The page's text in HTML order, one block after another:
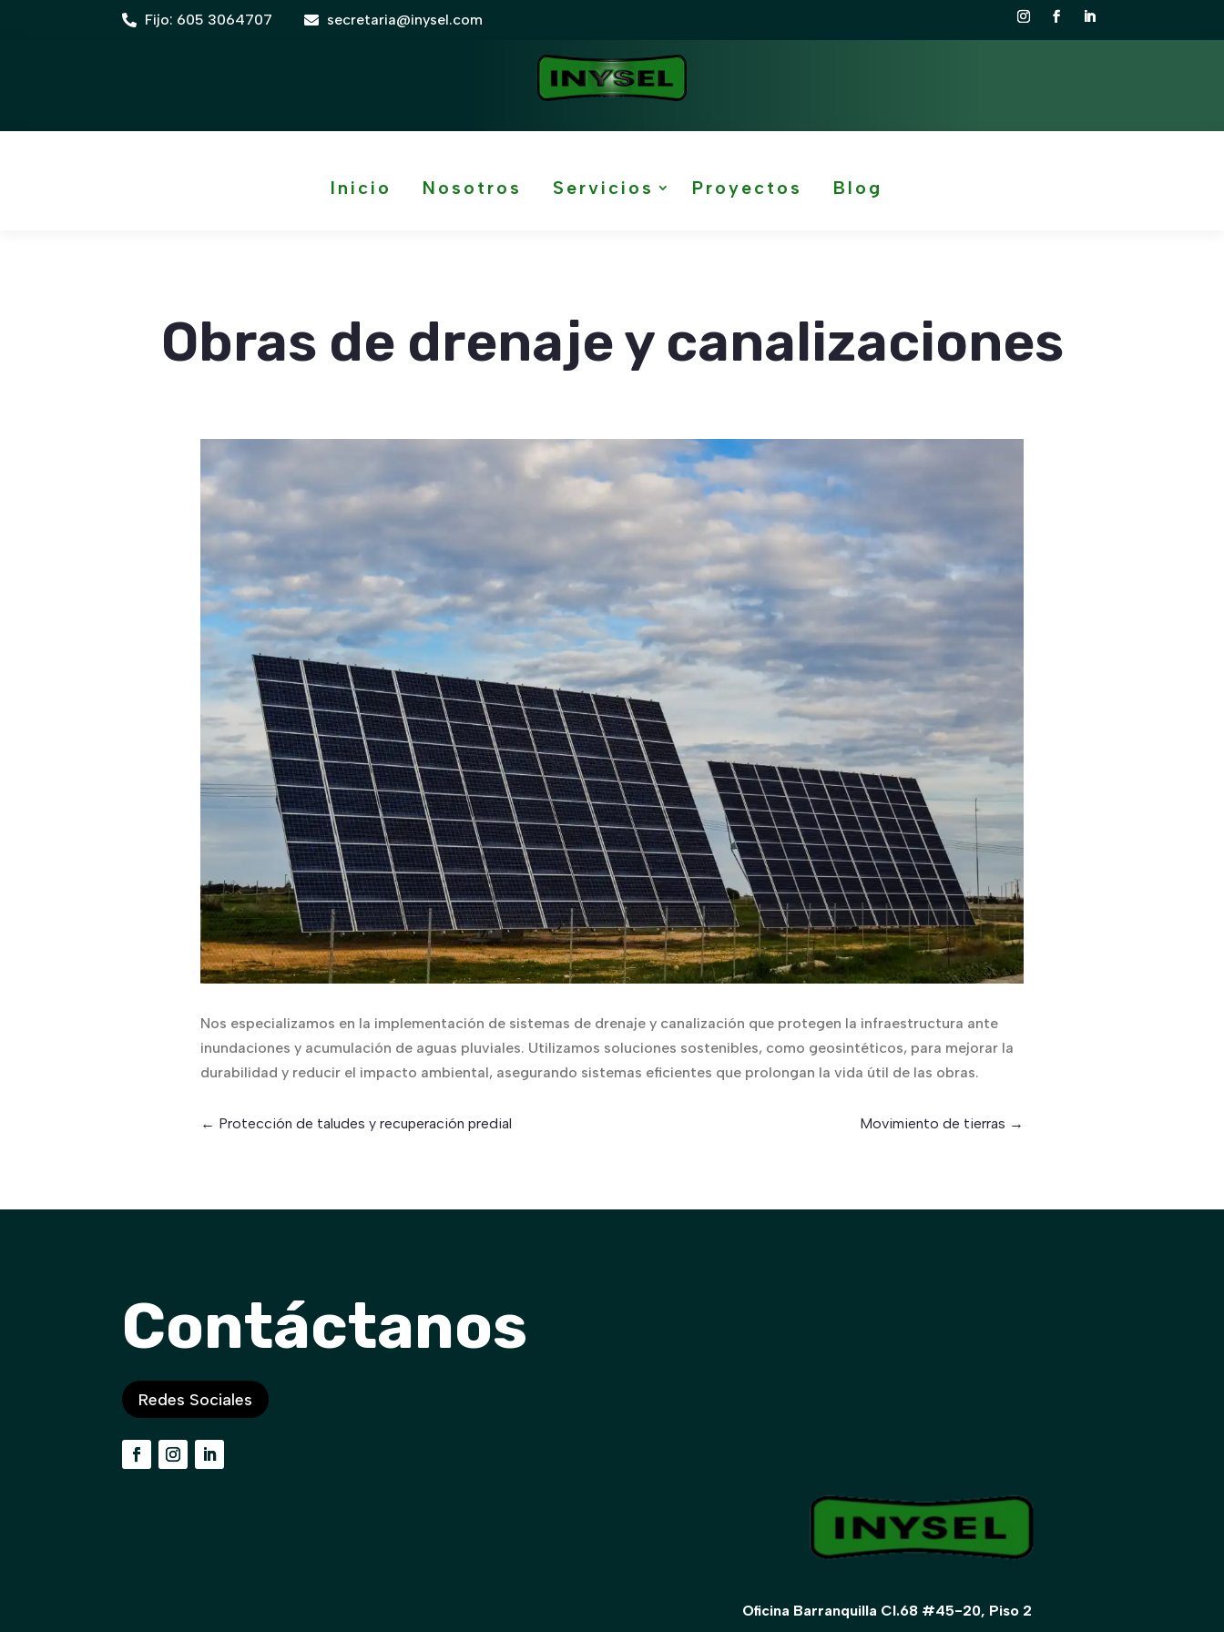
 Fijo: 605 3064707  secretaria@inysel.com
Inicio Nosotros Servicios Proyectos Blog
Obras de drenaje y canalizaciones
Nos especializamos en la implementación de sistemas de drenaje y canalización que protegen la infraestructura ante
inundaciones y acumulación de aguas pluviales. Utilizamos soluciones sostenibles, como geosintéticos, para mejorar la
durabilidad y reducir el impacto ambiental, asegurando sistemas eficientes que prolongan la vida útil de las obras.
← Protección de taludes y recuperación predial Movimiento de tierras →
Contáctanos
Redes Sociales
Oficina Barranquilla Cl.68 #45-20, Piso 2